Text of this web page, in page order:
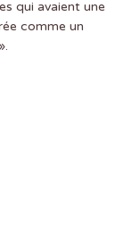
qui avaient une
comme un